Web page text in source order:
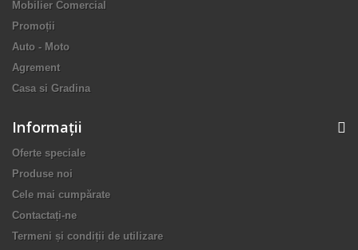
Mobilier Comercial
Promoții
Auto - Moto
Agrement
Casa si Gradina
Informaţii
Oferte speciale
Produse noi
Cele mai cumpărate
Contactați-ne
Termeni și condiții de utilizare